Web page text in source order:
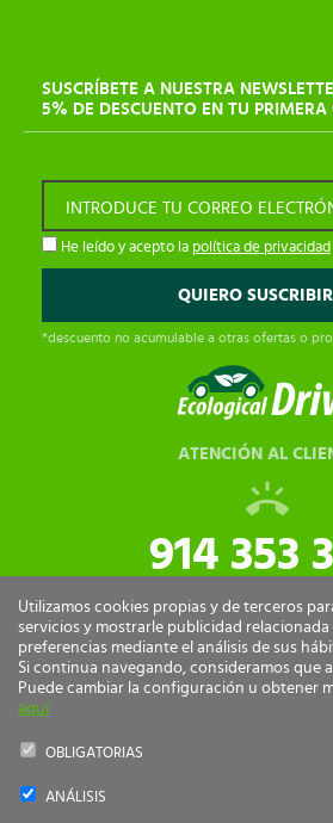
SUSCRÍBETE A NUESTRA
5% DE DESCUENTO EN TU
INTRODUCE TU CORREO
He leído y acepto la política de privacidad
*descuento no acumulable a otras ofertas o
ATENCIÓN AL
914 353
Utilizamos cookies propias y de terceros
servicios y mostrarle publicidad relacionada
preferencias mediante el análisis de sus
Si continua navegando, consideramos que
Puede cambiar la configuración u obtener
aquí
OBLIGATORIAS
ANÁLISIS